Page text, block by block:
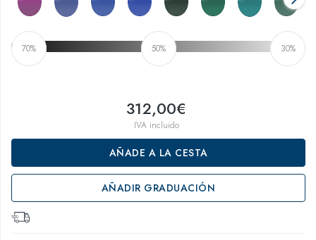
70% 50% 30%
312,00€
IVA incluido
AÑADE A LA CESTA
AÑADIR GRADUACIÓN